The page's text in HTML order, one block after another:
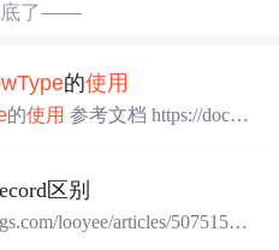
了——
Type的使用
的使用 参考文档 https://docs.o
TYPE %
点 1）%TYPE和%ROWTY
区别
looyee/articles/5075156.h